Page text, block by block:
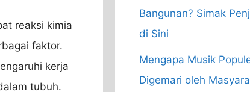
reaksi kimia
faktor.
kerja
tubuh.
Bangunan? Simak
di Sini
Mengapa Musik
Digemari oleh